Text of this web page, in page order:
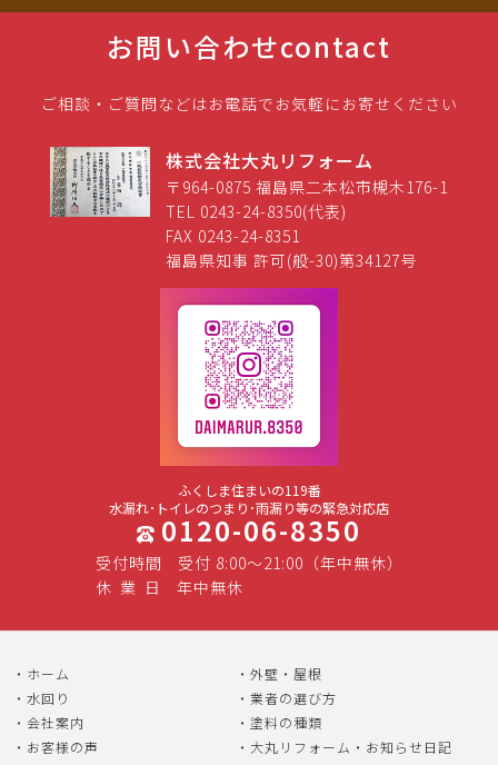
お問い合わせcontact
ご相談・ご質問などはお電話でお気軽にお寄せください
株式会社大丸リフォーム
〒964-0875 福島県二本松市槻木176-1
TEL 0243-24-8350(代表)
FAX 0243-24-8351
福島県知事 許可(般-30)第34127号
ふくしま住まいの119番
水漏れ･トイレのつまり･雨漏り等の緊急対応店
0120-06-8350
受付時間
受付 8:00～21:00（年中無休）
休 業 日 年中無休
ホーム
外壁・屋根
水回り
業者の選び方
会社案内
塗料の種類
お客様の声
大丸リフォーム・お知らせ日記